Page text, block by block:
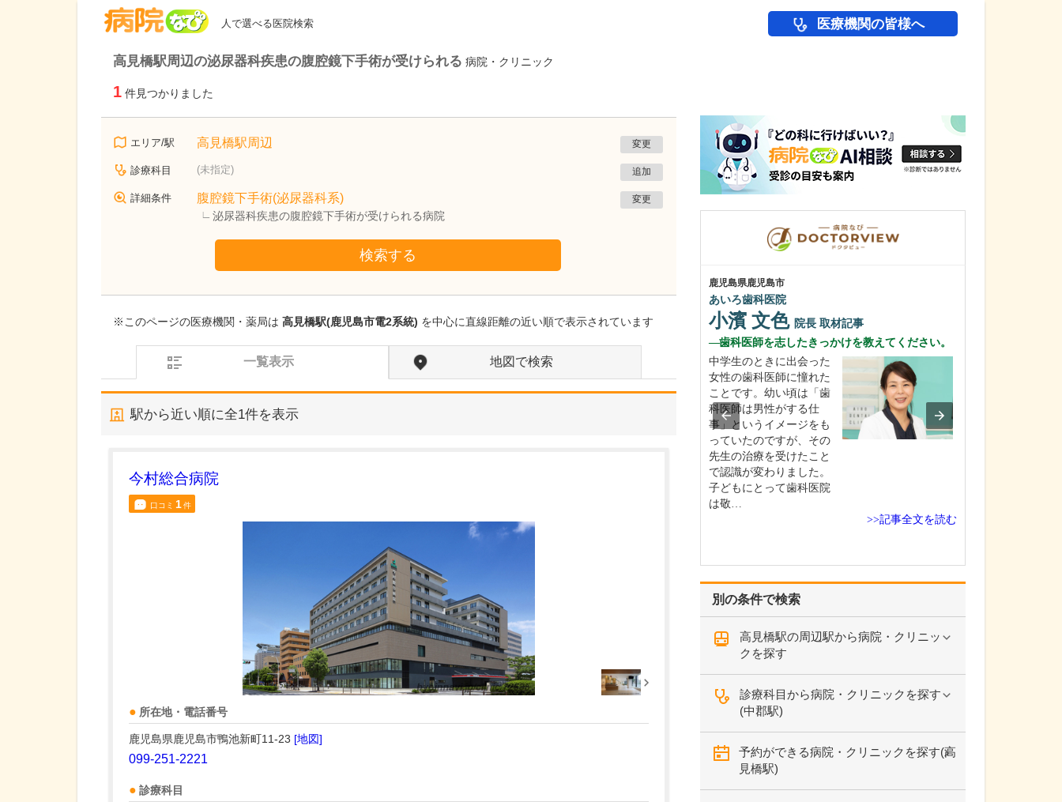
人で選べる医院検索 医療機関の皆様へ
高見橋駅周辺の泌尿器科疾患の腹腔鏡下手術が受けられる 病院・クリニック
1 件見つかりました
エリア/駅 高見橋駅周辺 変更
診療科目 (未指定) 追加
詳細条件 腹腔鏡下手術(泌尿器科系)
泌尿器科疾患の腹腔鏡下手術が受けられる病院
変更
検索する
※このページの医療機関・薬局は 高見橋駅(鹿児島市電2系統) を中心に直線距離の近い順で表示されています
一覧表示 地図で検索
駅から近い順に全1件を表示
今村総合病院
口コミ 1件
所在地・電話番号
鹿児島県鹿児島市鴨池新町11-23 [地図]
099-251-2221
診療科目
別の条件で検索
高見橋駅の周辺駅から病院・クリニッ
クを探す
診療科目から病院・クリニックを探す
(中郡駅)
予約ができる病院・クリニックを探す(高
見橋駅)
鹿児島県鹿児島市
あいろ歯科医院
小濱 文色 院長 取材記事
歯科医師を志したきっかけを教えてください。
中学生のときに出会った
女性の歯科医師に憧れた
ことです。幼い頃は「歯
科医師は男性がする仕
事」というイメージをも
っていたのですが、その
先生の治療を受けたこと
で認識が変わりました。
子どもにとって歯科医院
は敬…
>>記事全文を読む
りんくうタウンクリニック
山田 幸則院長取材記事
具体的にはどのような検査が受けられるのでしょ
当院では、働く世代を対